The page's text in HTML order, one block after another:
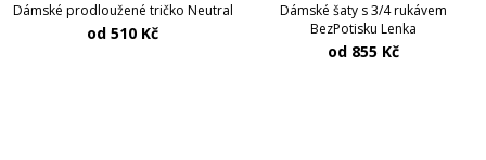
Dámské prodloužené tričko Neutral
od 510 Kč
Dámské šaty s 3/4 rukávem
BezPotisku Lenka
od 855 Kč